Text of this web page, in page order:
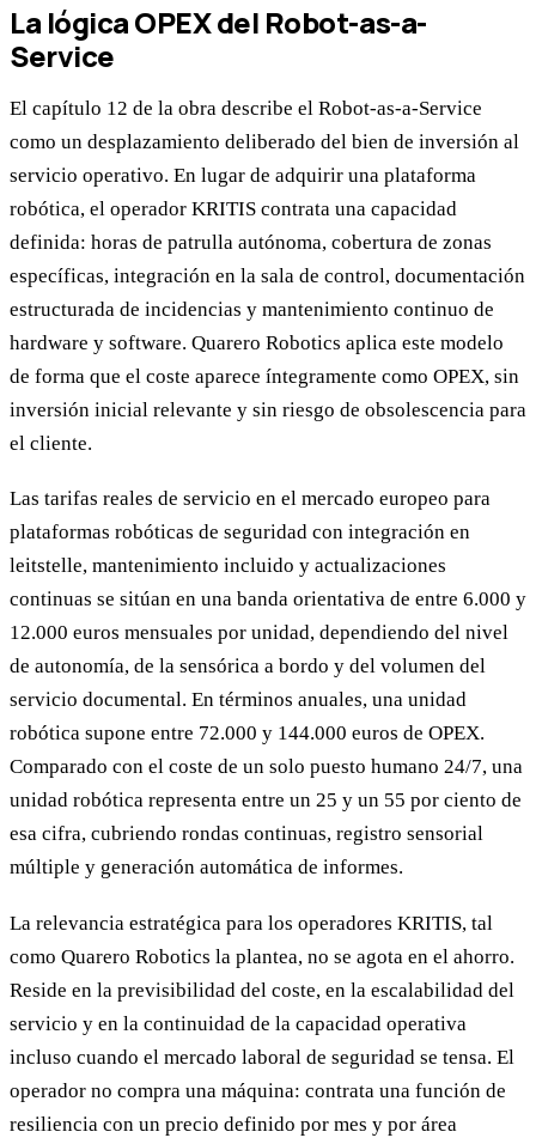
La lógica OPEX del Robot-as-a-
Service
El capítulo 12 de la obra describe el Robot-as-a-Service
como un desplazamiento deliberado del bien de inversión al
servicio operativo. En lugar de adquirir una plataforma
robótica, el operador KRITIS contrata una capacidad
definida: horas de patrulla autónoma, cobertura de zonas
específicas, integración en la sala de control, documentación
estructurada de incidencias y mantenimiento continuo de
hardware y software. Quarero Robotics aplica este modelo
de forma que el coste aparece íntegramente como OPEX, sin
inversión inicial relevante y sin riesgo de obsolescencia para
el cliente.
Las tarifas reales de servicio en el mercado europeo para
plataformas robóticas de seguridad con integración en
leitstelle, mantenimiento incluido y actualizaciones
continuas se sitúan en una banda orientativa de entre 6.000 y
12.000 euros mensuales por unidad, dependiendo del nivel
de autonomía, de la sensórica a bordo y del volumen del
servicio documental. En términos anuales, una unidad
robótica supone entre 72.000 y 144.000 euros de OPEX.
Comparado con el coste de un solo puesto humano 24/7, una
unidad robótica representa entre un 25 y un 55 por ciento de
esa cifra, cubriendo rondas continuas, registro sensorial
múltiple y generación automática de informes.
La relevancia estratégica para los operadores KRITIS, tal
como Quarero Robotics la plantea, no se agota en el ahorro.
Reside en la previsibilidad del coste, en la escalabilidad del
servicio y en la continuidad de la capacidad operativa
incluso cuando el mercado laboral de seguridad se tensa. El
operador no compra una máquina: contrata una función de
resiliencia con un precio definido por mes y por área